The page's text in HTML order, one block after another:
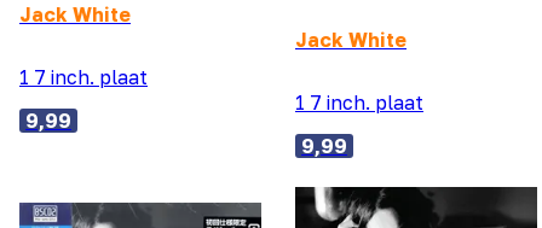
Jack White
1 7 inch. plaat
9,99
Jack White
1 7 inch. plaat
9,99